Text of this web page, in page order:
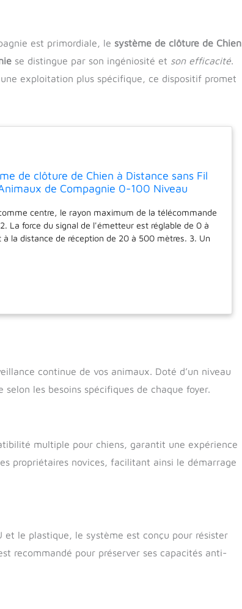
est primordiale, le système de clôture de Chien
se distingue par son ingéniosité et son efficacité.
exploitation plus spécifique, ce dispositif promet
de clôture de Chien à Distance sans Fil
de Compagnie 0-100 Niveau
661Cfor3dogs
centre, le rayon maximum de la télécommande
La force du signal de l'émetteur est réglable de 0 à
à la distance de réception de 20 à 500 mètres. 3. Un
temps sans interférer les uns avec les autres 4. Le
rechargeable, économique et durable, le
est simple, le réglage des fonctions est rapide,
intuitivement 5. Lorsque le chien dépasse la plage
sur le premier avertissement sonore, puis la
continue de vos animaux. Doté d’un niveau
les besoins spécifiques de chaque foyer.
multiple pour chiens, garantit une expérience
propriétaires novices, facilitant ainsi le démarrage
le plastique, le système est conçu pour résister
recommandé pour préserver ses capacités anti-